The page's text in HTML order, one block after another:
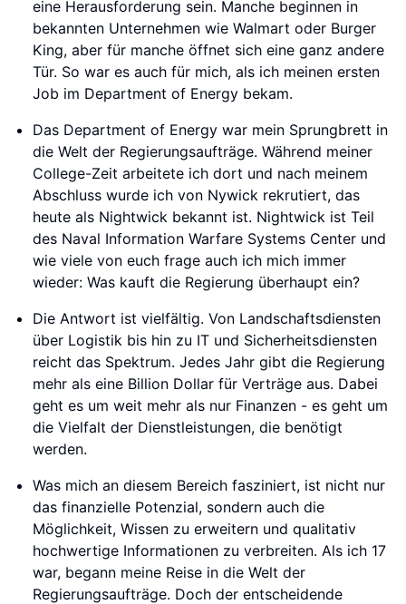
eine Herausforderung sein. Manche beginnen in
bekannten Unternehmen wie Walmart oder Burger
King, aber für manche öffnet sich eine ganz andere
Tür. So war es auch für mich, als ich meinen ersten
Job im Department of Energy bekam.
Das Department of Energy war mein Sprungbrett in
die Welt der Regierungsaufträge. Während meiner
College-Zeit arbeitete ich dort und nach meinem
Abschluss wurde ich von Nywick rekrutiert, das
heute als Nightwick bekannt ist. Nightwick ist Teil
des Naval Information Warfare Systems Center und
wie viele von euch frage auch ich mich immer
wieder: Was kauft die Regierung überhaupt ein?
Die Antwort ist vielfältig. Von Landschaftsdiensten
über Logistik bis hin zu IT und Sicherheitsdiensten
reicht das Spektrum. Jedes Jahr gibt die Regierung
mehr als eine Billion Dollar für Verträge aus. Dabei
geht es um weit mehr als nur Finanzen - es geht um
die Vielfalt der Dienstleistungen, die benötigt
werden.
Was mich an diesem Bereich fasziniert, ist nicht nur
das finanzielle Potenzial, sondern auch die
Möglichkeit, Wissen zu erweitern und qualitativ
hochwertige Informationen zu verbreiten. Als ich 17
war, begann meine Reise in die Welt der
Regierungsaufträge. Doch der entscheidende